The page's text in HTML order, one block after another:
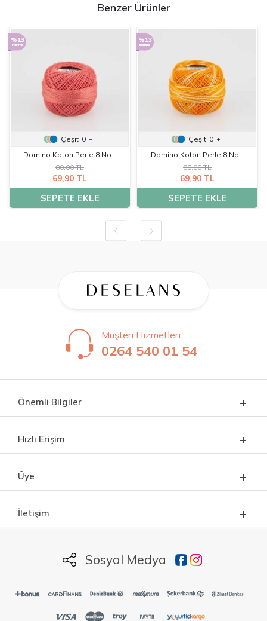
Benzer Ürünler
%13
indirimli
Çeşit 0 +
Domino Koton Perle 8 No -
K0235
80,00 TL
69,90 TL
SEPETE EKLE
%13
indirimli
Çeşit 0 +
Domino Koton Perle 8 No -
K0088
80,00 TL
69,90 TL
SEPETE EKLE
Müşteri Hizmetleri
0264 540 01 54
Önemli Bilgiler
Hızlı Erişim
Üye
İletişim
Sosyal Medya